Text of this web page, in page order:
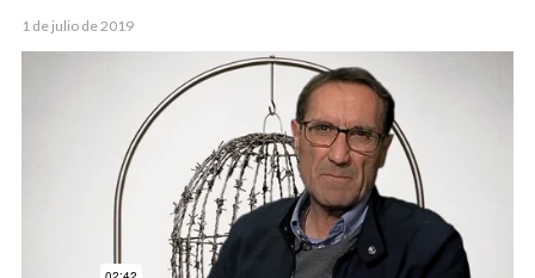
1 de julio de 2019